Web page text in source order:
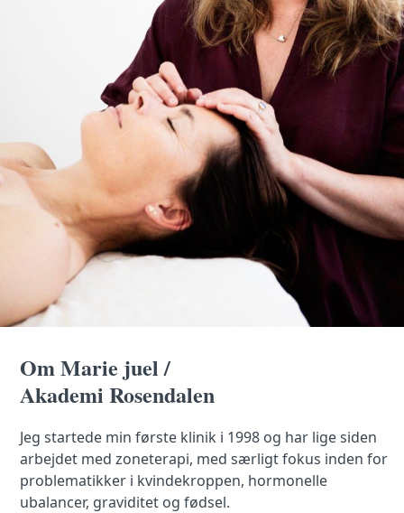
Om Marie juel /
Akademi Rosendalen
Jeg startede min første klinik i 1998 og har lige siden
arbejdet med zoneterapi, med særligt fokus inden for
problematikker i kvindekroppen, hormonelle
ubalancer, graviditet og fødsel.